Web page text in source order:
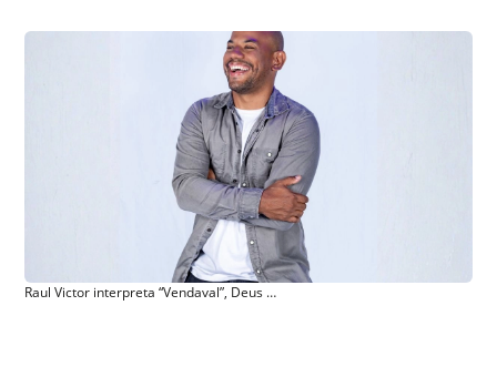
Raul Victor interpreta “Vendaval”, Deus vai falar com você nesta canção!